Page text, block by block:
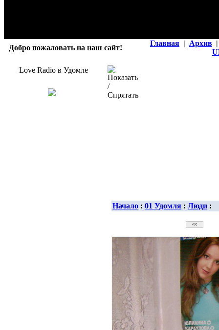
Добро пожаловать на наш сайт!
Главная | Архив |
Love Radio в Удомле
Начало : 01 Удомля : Люди :